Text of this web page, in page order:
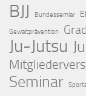
BJJ Bundessemiar
Gewaltprävention
Ju-Jutsu
Seminar